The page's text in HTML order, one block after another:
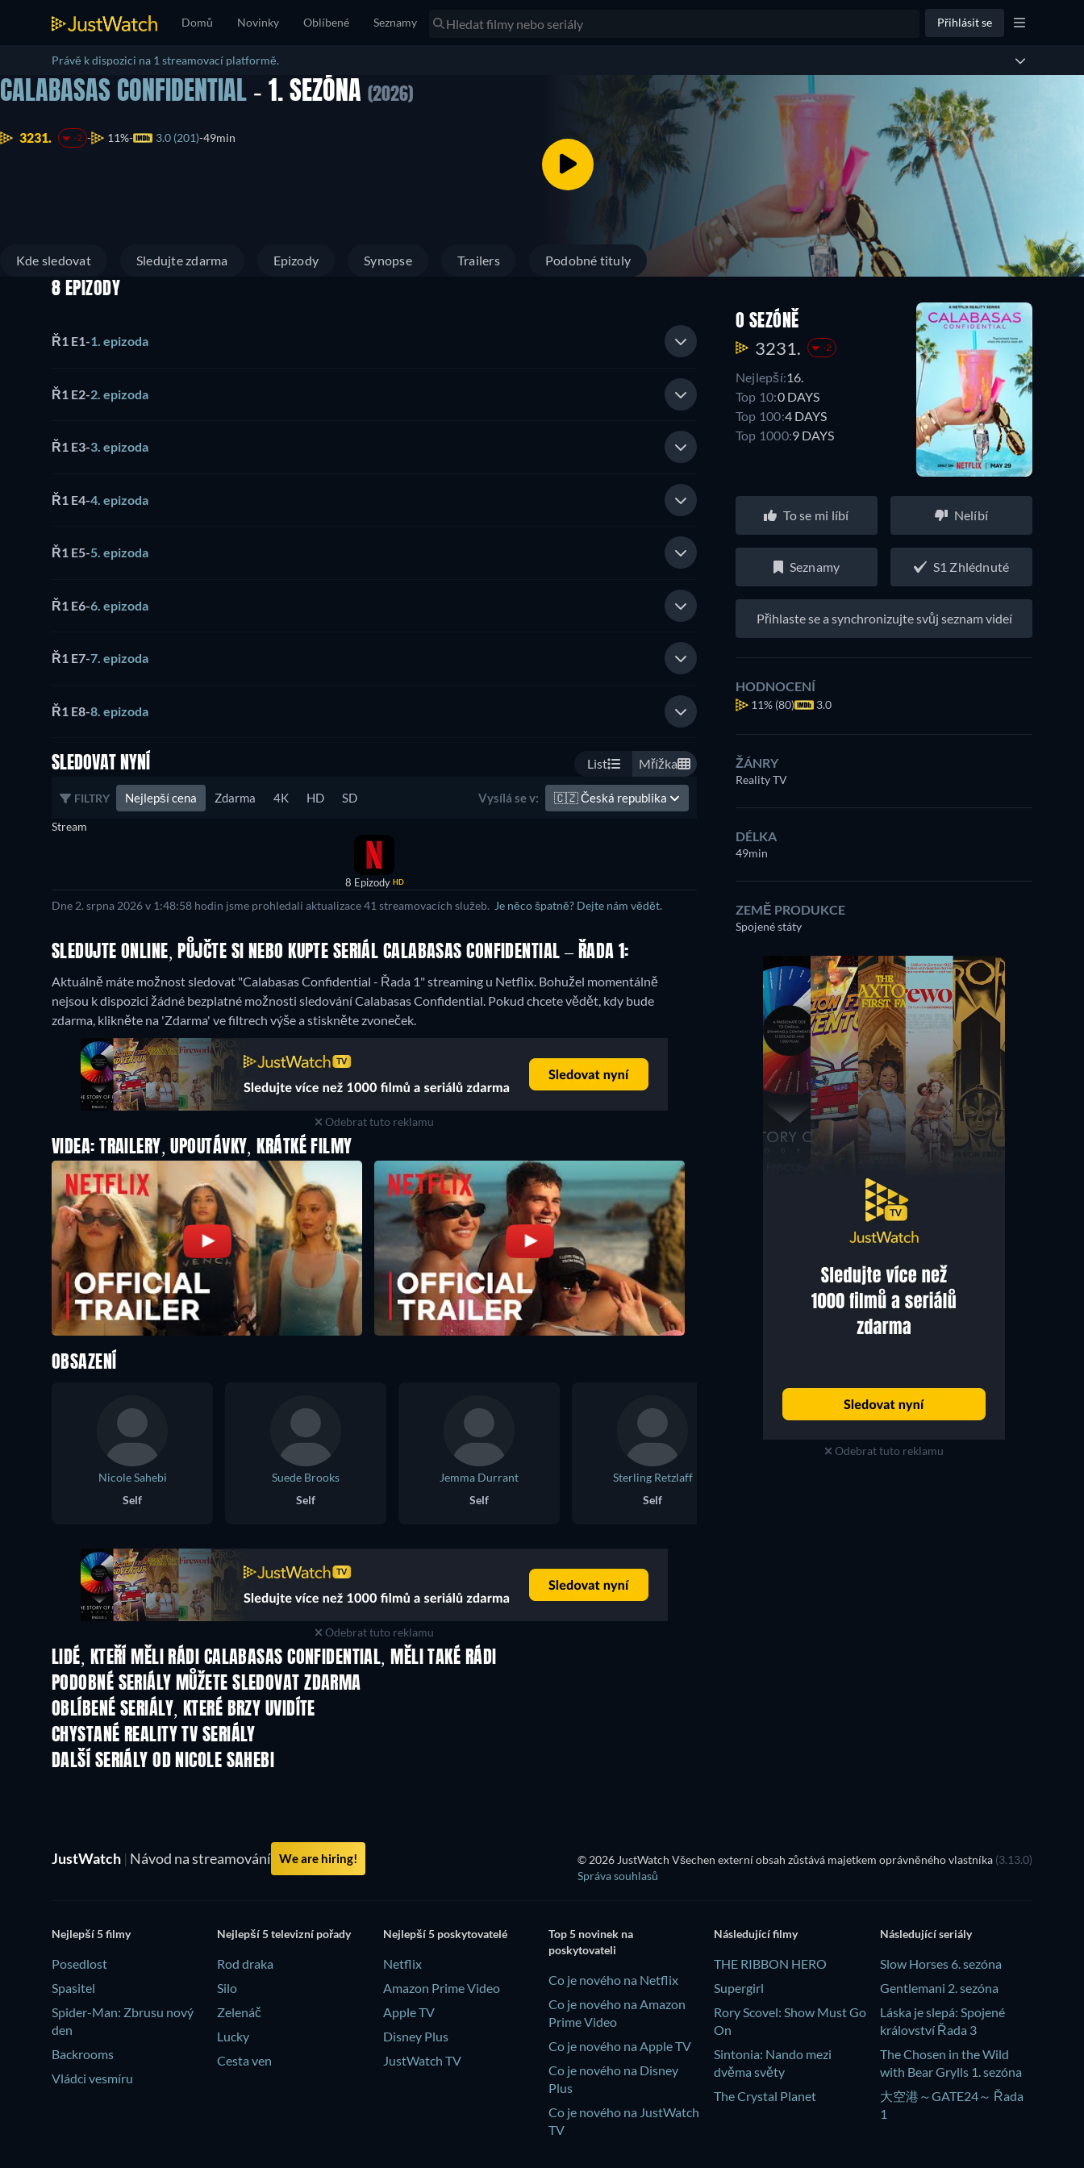
Domů Novinky Oblíbené Seznamy Přihlásit se
Právě k dispozici na 1 streamovací platformě.
CALABASAS CONFIDENTIAL - 1. SEZÓNA (2026)
3231. -2 11% 3.0 (201) 49min
Kde sledovat Sledujte zdarma Epizody Synopse Trailers Podobné tituly
8 EPIZODY
Ř1 E1-1. epizoda
Ř1 E2-2. epizoda
Ř1 E3-3. epizoda
Ř1 E4-4. epizoda
Ř1 E5-5. epizoda
Ř1 E6-6. epizoda
Ř1 E7-7. epizoda
Ř1 E8-8. epizoda
SLEDOVAT NYNÍ List Mřížka
FILTRY Nejlepší cena Zdarma 4K HD SD Vysílá se v: 🇨🇿Česká republika
Stream
8 Epizody HD
Dne 2. srpna 2026 v 1:48:58 hodin jsme prohledali aktualizace 41 streamovacích služeb. Je něco špatně? Dejte nám vědět.
SLEDUJTE ONLINE, PŮJČTE SI NEBO KUPTE SERIÁL CALABASAS CONFIDENTIAL – ŘADA 1:
Aktuálně máte možnost sledovat "Calabasas Confidential - Řada 1" streaming u Netflix. Bohužel momentálně
nejsou k dispozici žádné bezplatné možnosti sledování Calabasas Confidential. Pokud chcete vědět, kdy bude
zdarma, klikněte na 'Zdarma' ve filtrech výše a stiskněte zvoneček.
Odebrat tuto reklamu
VIDEA: TRAILERY, UPOUTÁVKY, KRÁTKÉ FILMY
O SEZÓNĚ
3231. -2
Nejlepší:16.
Top 10:0 DAYS
Top 100:4 DAYS
Top 1000:9 DAYS
To se mi líbí Nelíbí
Seznamy S1 Zhlédnuté
Přihlaste se a synchronizujte svůj seznam videí
HODNOCENÍ
11% (80) 3.0
ŽÁNRY
Reality TV
DÉLKA
49min
ZEMĚ PRODUKCE
Spojené státy
Odebrat tuto reklamu
OBSAZENÍ
Nicole Sahebi
Self
Suede Brooks
Self
Jemma Durrant
Self
Sterling Retzlaff
Self
Odebrat tuto reklamu
LIDÉ, KTEŘÍ MĚLI RÁDI CALABASAS CONFIDENTIAL, MĚLI TAKÉ RÁDI
TV TV
PODOBNÉ SERIÁLY MŮŽETE SLEDOVAT ZDARMA
TV TV
OBLÍBENÉ SERIÁLY, KTERÉ BRZY UVIDÍTE
TV
CHYSTANÉ REALITY TV SERIÁLY
Řada 3
DALŠÍ SERIÁLY OD NICOLE SAHEBI
TV
JustWatch | Návod na streamování We are hiring! © 2026 JustWatch Všechen externí obsah zůstává majetkem oprávněného vlastníka (3.13.0)
Správa souhlasů
Nejlepší 5 filmy
Posedlost
Spasitel
Spider-Man: Zbrusu nový
den
Backrooms
Vládci vesmíru
Nejlepší 5 televizní pořady
Rod draka
Silo
Zelenáč
Lucky
Cesta ven
Nejlepší 5 poskytovatelé
Netflix
Amazon Prime Video
Apple TV
Disney Plus
JustWatch TV
Top 5 novinek na
poskytovateli
Co je nového na Netflix
Co je nového na Amazon
Prime Video
Co je nového na Apple TV
Co je nového na Disney
Plus
Co je nového na JustWatch
TV
Následující filmy
THE RIBBON HERO
Supergirl
Rory Scovel: Show Must Go
On
Sintonia: Nando mezi
dvěma světy
The Crystal Planet
Následující seriály
Slow Horses 6. sezóna
Gentlemani 2. sezóna
Láska je slepá: Spojené
království Řada 3
The Chosen in the Wild
with Bear Grylls 1. sezóna
大空港～GATE24～ Řada
1